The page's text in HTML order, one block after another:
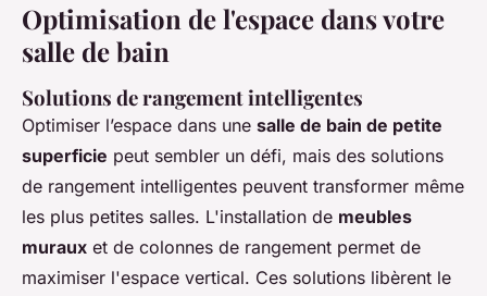
Optimisation de l'espace dans votre
salle de bain
Solutions de rangement intelligentes
Optimiser l’espace dans une salle de bain de petite
superficie peut sembler un défi, mais des solutions
de rangement intelligentes peuvent transformer même
les plus petites salles. L'installation de meubles
muraux et de colonnes de rangement permet de
maximiser l'espace vertical. Ces solutions libèrent le